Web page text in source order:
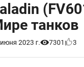
танков
2023 г. 7301 3